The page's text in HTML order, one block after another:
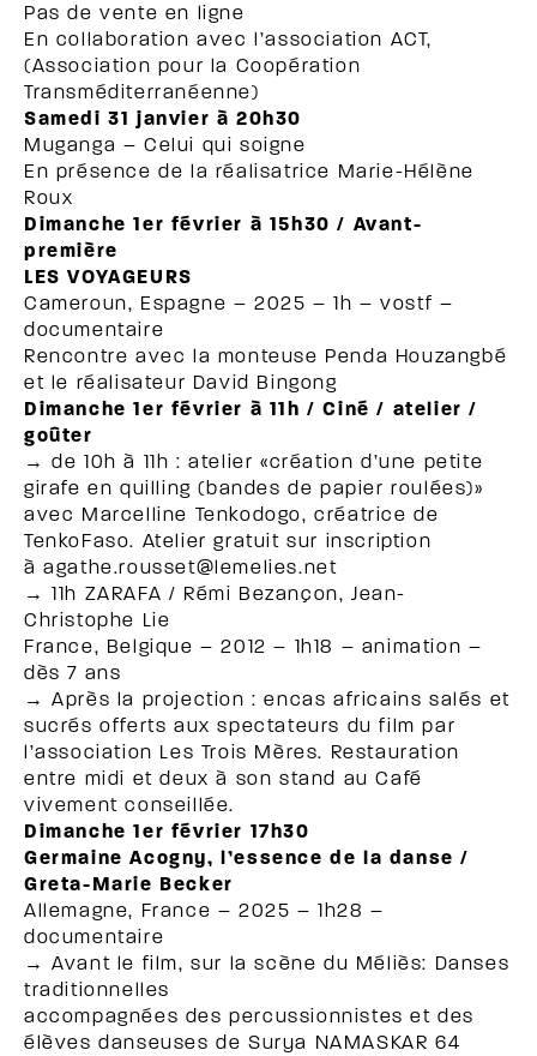
Pas de vente en ligne
En collaboration avec l’association ACT,
(Association pour la Coopération
Transméditerranéenne)
Samedi 31 janvier à 20h30
Muganga – Celui qui soigne
En présence de la réalisatrice Marie-Hélène
Roux
Dimanche 1er février à 15h30 / Avant-
première
LES VOYAGEURS
Cameroun, Espagne – 2025 – 1h – vostf –
documentaire
Rencontre avec la monteuse Penda Houzangbé
et le réalisateur David Bingong
Dimanche 1er février à 11h / Ciné / atelier /
goûter
→ de 10h à 11h : atelier «création d’une petite
girafe en quilling (bandes de papier roulées)»
avec Marcelline Tenkodogo, créatrice de
TenkoFaso. Atelier gratuit sur inscription
à agathe.rousset@lemelies.net
→ 11h ZARAFA / Rémi Bezançon, Jean-
Christophe Lie
France, Belgique – 2012 – 1h18 – animation –
dès 7 ans
→ Après la projection : encas africains salés et
sucrés offerts aux spectateurs du film par
l’association Les Trois Mères. Restauration
entre midi et deux à son stand au Café
vivement conseillée.
Dimanche 1er février 17h30
Germaine Acogny, l’essence de la danse /
Greta-Marie Becker
Allemagne, France – 2025 – 1h28 –
documentaire
→ Avant le film, sur la scène du Méliès: Danses
traditionnelles
accompagnées des percussionnistes et des
élèves danseuses de Surya NAMASKAR 64